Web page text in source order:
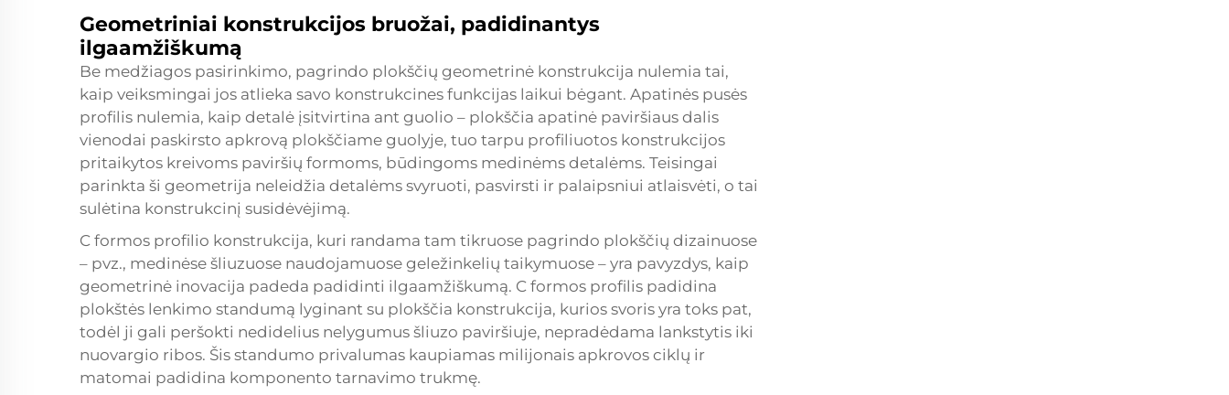
Geometriniai konstrukcijos bruožai, padidinantys
ilgaamžiškumą
Be medžiagos pasirinkimo, pagrindo plokščių geometrinė konstrukcija nulemia tai,
kaip veiksmingai jos atlieka savo konstrukcines funkcijas laikui bėgant. Apatinės pusės
profilis nulemia, kaip detalė įsitvirtina ant guolio – plokščia apatinė paviršiaus dalis
vienodai paskirsto apkrovą plokščiame guolyje, tuo tarpu profiliuotos konstrukcijos
pritaikytos kreivoms paviršių formoms, būdingoms medinėms detalėms. Teisingai
parinkta ši geometrija neleidžia detalėms svyruoti, pasvirsti ir palaipsniui atlaisvėti, o tai
sulėtina konstrukcinį susidėvėjimą.
C formos profilio konstrukcija, kuri randama tam tikruose pagrindo plokščių dizainuose
– pvz., medinėse šliuzuose naudojamuose geležinkelių taikymuose – yra pavyzdys, kaip
geometrinė inovacija padeda padidinti ilgaamžiškumą. C formos profilis padidina
plokštės lenkimo standumą lyginant su plokščia konstrukcija, kurios svoris yra toks pat,
todėl ji gali peršokti nedidelius nelygumus šliuzo paviršiuje, nepradėdama lankstytis iki
nuovargio ribos. Šis standumo privalumas kaupiamas milijonais apkrovos ciklų ir
matomai padidina komponento tarnavimo trukmę.